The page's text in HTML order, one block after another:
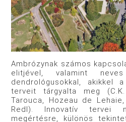
Ambrózynak számos
elitjével, valamint
dendrológusokkal, akikkel
terveit tárgyalta meg
Tarouca, Hozeau de
Redl). Innovatív tervei
megértésre, különös